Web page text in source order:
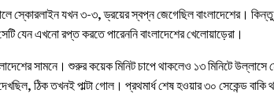
স্কোরলাইন যখন ৩-৩, ড্রয়ের স্বপ্ন জেগেছিল বাংলাদেশের।
যেন এখনো রপ্ত করতে পারেননি বাংলাদেশের খেলোয়াড়েরা।
সামনে। শুরুর কয়েক মিনিট চাপে থাকলেও ১৩ মিনিটে
ঠিক তখনই পাল্টা গোল। প্রথমার্ধ শেষ হওয়ার ৩০ সেকেন্ড